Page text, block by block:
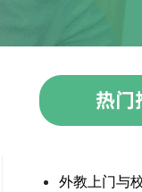
外教上门与